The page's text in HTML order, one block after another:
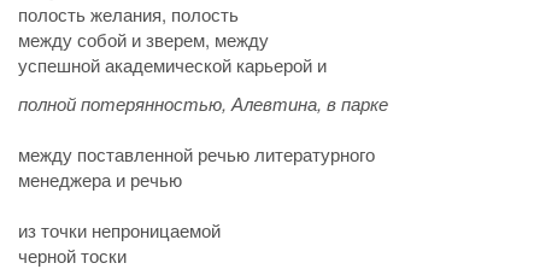
полость желания, полость
между собой и зверем, между
успешной академической карьерой и
полной потерянностью, Алевтина, в парке
между поставленной речью литературного
менеджера и речью
из точки непроницаемой
черной тоски